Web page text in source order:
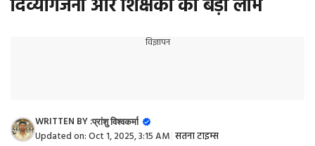
दिव्यांगजनों और शिक्षकों को बड़ा लाभ
विज्ञापन
WRITTEN BY :प्रांशु विश्वकर्मा
Updated on:Oct 1, 2025, 3:15 AM सतना टाइम्स